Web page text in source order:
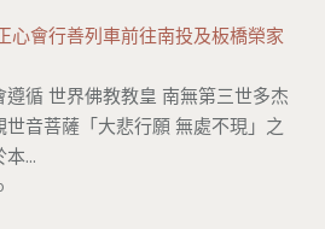
心會行善列車前往南投及板橋榮家
循 世界佛教教皇 南無第三世多杰
音菩薩「大悲行願 無處不現」之
...